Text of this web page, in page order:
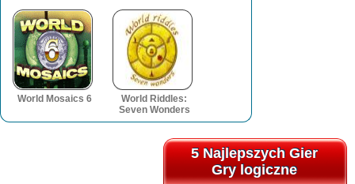
World Mosaics 6
World Riddles:
Seven Wonders
5 Najlepszych Gier
5 Najlepszych Gier
Gry logiczne
Gry logiczne